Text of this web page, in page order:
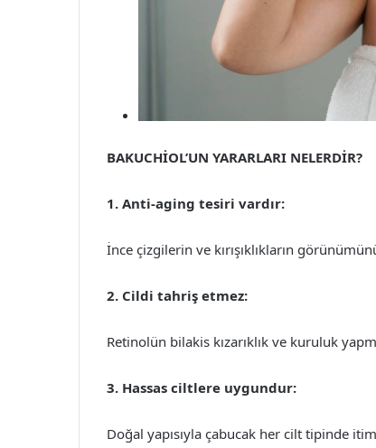
BAKUCHİOL’UN YARARLARI NELERDİR?
1. Anti-aging tesiri vardır:
İnce çizgilerin ve kırışıklıkların
2. Cildi tahriş etmez:
Retinolün bilakis kızarıklık ve kuruluk
3. Hassas ciltlere uygundur:
Doğal yapısıyla çabucak her cilt tipinde